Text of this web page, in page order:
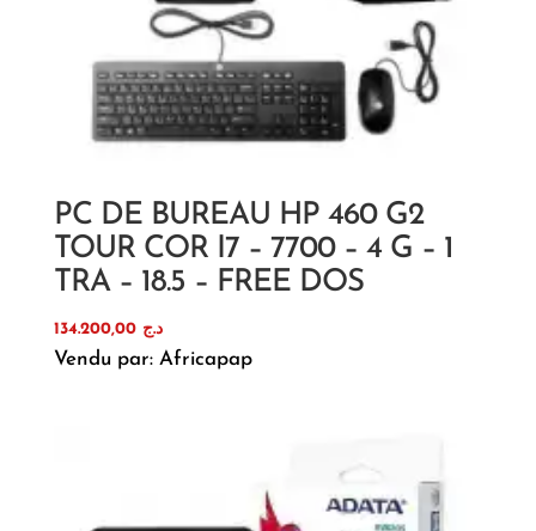
PC DE BUREAU HP 460 G2
TOUR COR I7 – 7700 – 4 G – 1
TRA – 18.5 – FREE DOS
د.ج 134.200,00
Vendu par: Africapap